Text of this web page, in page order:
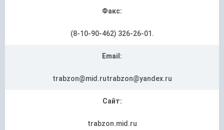
Факс:
(8-10-90-462) 326-26-01.
Email:
trabzon@mid.rutrabzon@yandex.ru
Сайт:
trabzon.mid.ru